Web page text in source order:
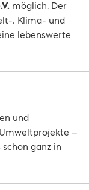
möglich. Der
, Klima- und
lebenswerte
und
–
ganz in